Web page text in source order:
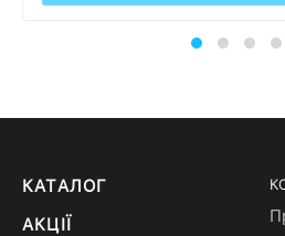
КАТАЛОГ
АКЦІЇ